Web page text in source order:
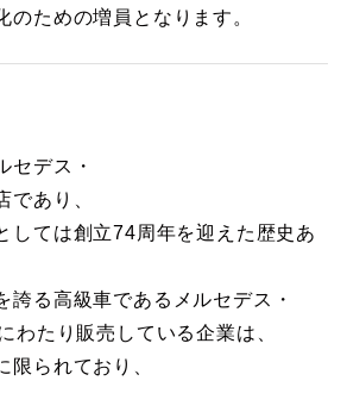
のための増員となります。
セデス・
であり、
しては創立74周年を迎えた歴史あ
誇る高級車であるメルセデス・
わたり販売している企業は、
限られており、